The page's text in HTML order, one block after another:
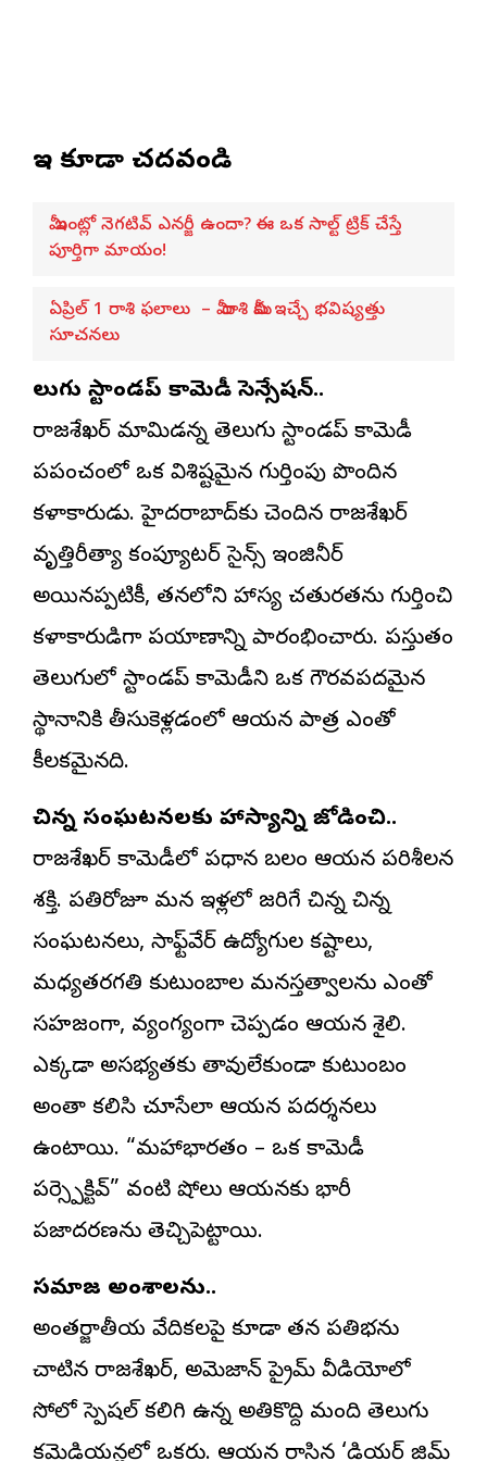
ఇవి కూడా చదవండి
మీ ఇంట్లో నెగటివ్ ఎనర్జీ ఉందా? ఈ ఒక సాల్ట్ ట్రిక్ చేస్తే
పూర్తిగా మాయం!
ఏప్రిల్ 1 రాశి ఫలాలు – మీ రాశి మీకు ఇచ్చే భవిష్యత్తు
సూచనలు
తెలుగు స్టాండప్ కామెడీ సెన్సేషన్..
రాజశేఖర్ మామిడన్న తెలుగు స్టాండప్ కామెడీ
ప్రపంచంలో ఒక విశిష్టమైన గుర్తింపు పొందిన
కళాకారుడు. హైదరాబాద్‌కు చెందిన రాజశేఖర్
వృత్తిరీత్యా కంప్యూటర్ సైన్స్ ఇంజినీర్
అయినప్పటికీ, తనలోని హాస్య చతురతను గుర్తించి
కళాకారుడిగా ప్రయాణాన్ని ప్రారంభించారు. ప్రస్తుతం
తెలుగులో స్టాండప్ కామెడీని ఒక గౌరవప్రదమైన
స్థానానికి తీసుకెళ్లడంలో ఆయన పాత్ర ఎంతో
కీలకమైనది.
చిన్న సంఘటనలకు హాస్యాన్ని జోడించి..
రాజశేఖర్ కామెడీలో ప్రధాన బలం ఆయన పరిశీలన
శక్తి. ప్రతిరోజూ మన ఇళ్లలో జరిగే చిన్న చిన్న
సంఘటనలు, సాఫ్ట్‌వేర్ ఉద్యోగుల కష్టాలు,
మధ్యతరగతి కుటుంబాల మనస్తత్వాలను ఎంతో
సహజంగా, వ్యంగ్యంగా చెప్పడం ఆయన శైలి.
ఎక్కడా అసభ్యతకు తావులేకుండా కుటుంబం
అంతా కలిసి చూసేలా ఆయన ప్రదర్శనలు
ఉంటాయి. “మహాభారతం – ఒక కామెడీ
పర్స్పెక్టివ్” వంటి షోలు ఆయనకు భారీ
ప్రజాదరణను తెచ్చిపెట్టాయి.
సమాజ అంశాలను..
అంతర్జాతీయ వేదికలపై కూడా తన ప్రతిభను
చాటిన రాజశేఖర్, అమెజాన్ ప్రైమ్ వీడియోలో
సోలో స్పెషల్ కలిగి ఉన్న అతికొద్ది మంది తెలుగు
కమెడియన్లలో ఒకరు. ఆయన రాసిన ‘డియర్ జిమ్